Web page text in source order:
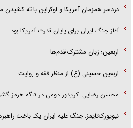
دردسر همزمان آمریکا و اوکراین با ته
آغاز جنگ ایران برای پایان قدرت آمریکا بود
اربعین؛ زبان مشترک قدم‌ها
اربعین حسینی (ع) از منظر فقه و روایت
محسن رضایی: کریدور دومی در تنگه هرمز
نیویورک‌تایمز: جنگ علیه ایران یک باخت